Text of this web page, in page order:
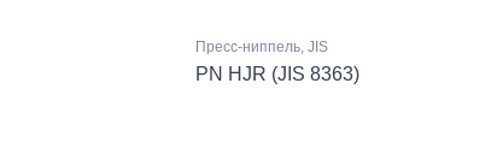
Пресс-ниппель, JIS
PN HJR (JIS 8363)